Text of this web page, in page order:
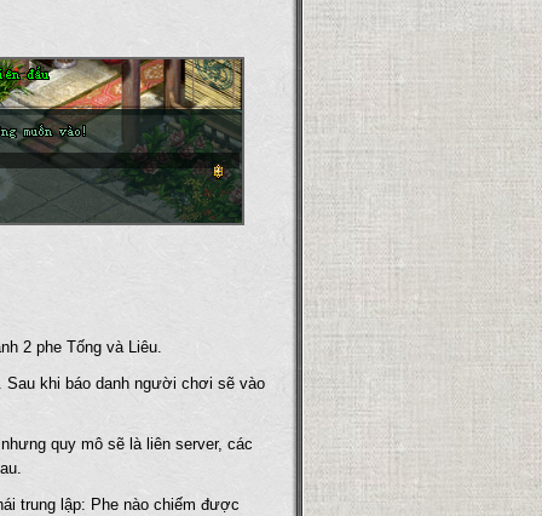
2 phe Tống và Liêu.
Sau khi báo danh người chơi sẽ vào
quy mô sẽ là liên server, các
trung lập: Phe nào chiếm được